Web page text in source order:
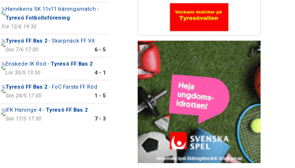
Hanvikens SK 11v11 träningsmatch -
Tyresö Fotbollsförening
Fre 12/6 19:30
Tyresö FF Bas 2- Skarpnäck FF Vit
Sön 7/6 17:00
6 - 5
Enskede IK Röd - Tyresö FF Bas 2
Lör 30/5 13:30
4 - 1
Tyresö FF Bas 2- FoC Farsta FF Röd
Sön 24/5 17:00
1 - 5
IFK Haninge 4 - Tyresö FF Bas 2
Sön 17/5 17:30
7 - 3